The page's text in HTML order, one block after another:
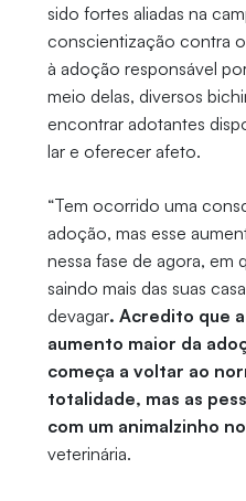
sido fortes aliadas na
conscientização contra
à adoção responsável
meio delas, diversos
encontrar adotantes
lar e oferecer afeto.
“Tem ocorrido uma
adoção, mas esse
nessa fase de agora, em
saindo mais das suas
devagar. Acredito que
aumento maior da
começa a voltar ao
totalidade, mas as
com um animalzinho
veterinária.